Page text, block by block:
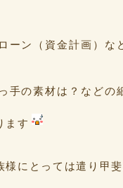
ーン（資金計画）な
手の素材は？などの
ます
にとっては遣り甲